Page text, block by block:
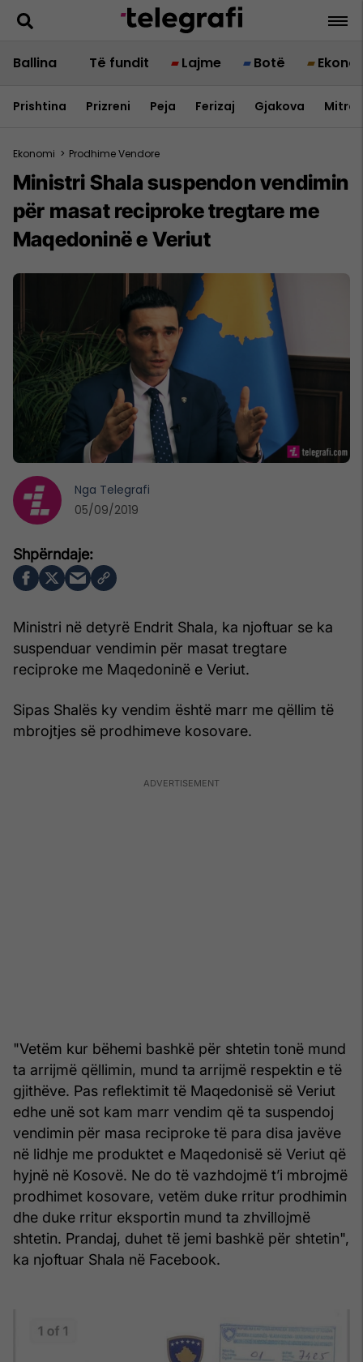
Ballina Të fundit Lajme Botë
Prishtina Prizreni Peja Ferizaj Gjakova
Ekonomi > Prodhime Vendore
Ministri Shala suspendon vendimin
për masat reciproke tregtare me
Maqedoninë e Veriut
Ministri në detyrë Endrit Shala, ka njoftuar se ka
suspenduar vendimin për masat tregtare
reciproke me Maqedoninë e Veriut.
Sipas Shalës ky vendim është marr me qëllim të
mbrojtjes së prodhimeve kosovare.
"Vetëm kur bëhemi bashkë për shtetin tonë mund
ta arrijmë qëllimin, mund ta arrijmë respektin e të
gjithëve. Pas reflektimit të Maqedonisë së Veriut
edhe unë sot kam marr vendim që ta suspendoj
vendimin për masa reciproke të para disa javëve
në lidhje me produktet e Maqedonisë së Veriut që
hyjnë në Kosovë. Ne do të vazhdojmë t’i mbrojmë
prodhimet kosovare, vetëm duke rritur prodhimin
dhe duke rritur eksportin mund ta zhvillojmë
shtetin. Prandaj, duhet të jemi bashkë për shtetin",
ka njoftuar Shala në Facebook.
Nga Telegrafi
05/09/2019